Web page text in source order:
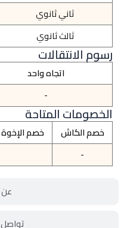
ثاني ثانوي
ثالث ثانوي
رسوم الانتقالات
اتجاه واحد
-
الخصومات المتاحة
خصم الكاش خصم الإخوة
-